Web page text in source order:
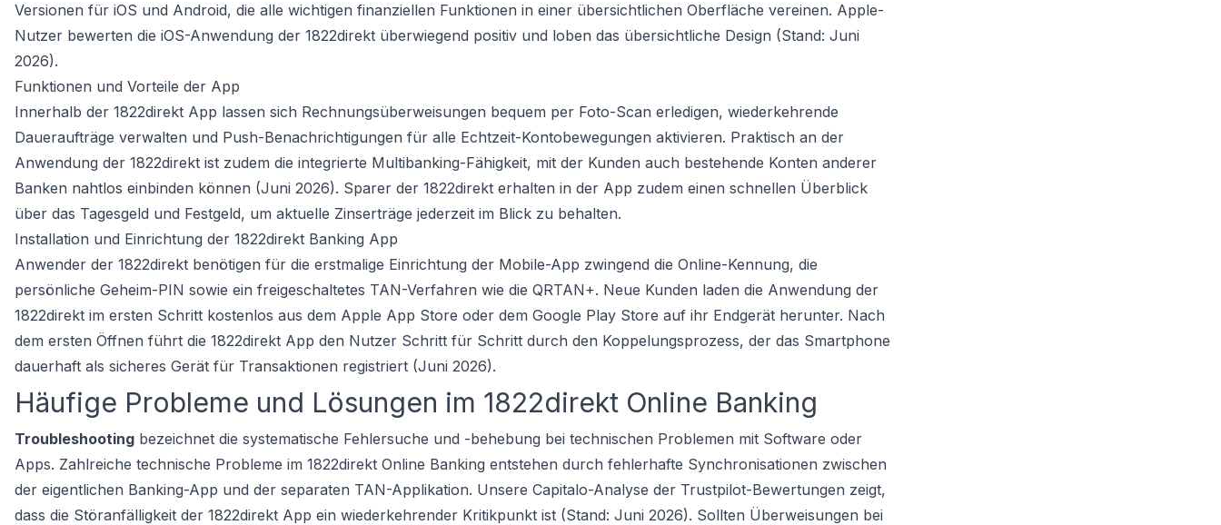
Versionen für iOS und Android, die alle wichtigen finanziellen Funktionen in einer übersichtlichen Oberfläche vereinen. Apple-
Nutzer bewerten die iOS-Anwendung der 1822direkt überwiegend positiv und loben das übersichtliche Design (Stand: Juni
2026).
Funktionen und Vorteile der App
Innerhalb der 1822direkt App lassen sich Rechnungsüberweisungen bequem per Foto-Scan erledigen, wiederkehrende
Daueraufträge verwalten und Push-Benachrichtigungen für alle Echtzeit-Kontobewegungen aktivieren. Praktisch an der
Anwendung der 1822direkt ist zudem die integrierte Multibanking-Fähigkeit, mit der Kunden auch bestehende Konten anderer
Banken nahtlos einbinden können (Juni 2026). Sparer der 1822direkt erhalten in der App zudem einen schnellen Überblick
über das Tagesgeld und Festgeld, um aktuelle Zinserträge jederzeit im Blick zu behalten.
Installation und Einrichtung der 1822direkt Banking App
Anwender der 1822direkt benötigen für die erstmalige Einrichtung der Mobile-App zwingend die Online-Kennung, die
persönliche Geheim-PIN sowie ein freigeschaltetes TAN-Verfahren wie die QRTAN+. Neue Kunden laden die Anwendung der
1822direkt im ersten Schritt kostenlos aus dem Apple App Store oder dem Google Play Store auf ihr Endgerät herunter. Nach
dem ersten Öffnen führt die 1822direkt App den Nutzer Schritt für Schritt durch den Koppelungsprozess, der das Smartphone
dauerhaft als sicheres Gerät für Transaktionen registriert (Juni 2026).
Häufige Probleme und Lösungen im 1822direkt Online Banking
Troubleshooting bezeichnet die systematische Fehlersuche und -behebung bei technischen Problemen mit Software oder
Apps. Zahlreiche technische Probleme im 1822direkt Online Banking entstehen durch fehlerhafte Synchronisationen zwischen
der eigentlichen Banking-App und der separaten TAN-Applikation. Unsere Capitalo-Analyse der Trustpilot-Bewertungen zeigt,
dass die Störanfälligkeit der 1822direkt App ein wiederkehrender Kritikpunkt ist (Stand: Juni 2026). Sollten Überweisungen bei